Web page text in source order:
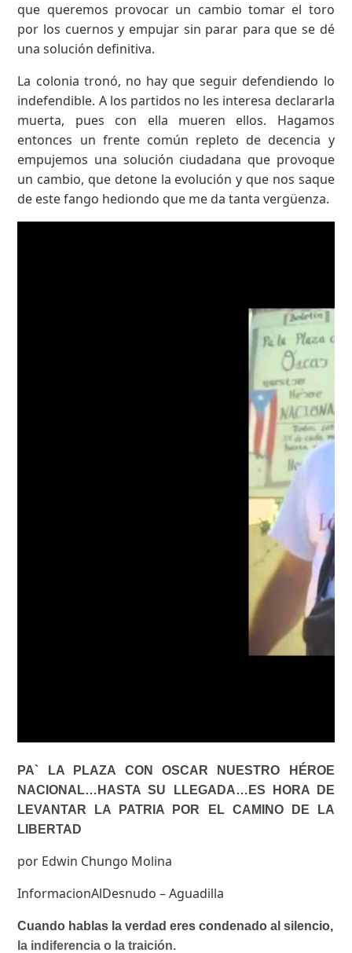
que queremos provocar un cambio tomar el toro
por los cuernos y empujar sin parar para que se dé
una solución definitiva.
La colonia tronó, no hay que seguir defendiendo lo
indefendible. A los partidos no les interesa declararla
muerta, pues con ella mueren ellos. Hagamos
entonces un frente común repleto de decencia y
empujemos una solución ciudadana que provoque
un cambio, que detone la evolución y que nos saque
de este fango hediondo que me da tanta vergüenza.
PA` LA PLAZA CON OSCAR NUESTRO HÉROE
NACIONAL…HASTA SU LLEGADA…ES HORA DE
LEVANTAR LA PATRIA POR EL CAMINO DE LA
LIBERTAD
por Edwin Chungo Molina
InformacionAlDesnudo – Aguadilla
Cuando hablas la verdad eres condenado al silencio,
la indiferencia o la traición.